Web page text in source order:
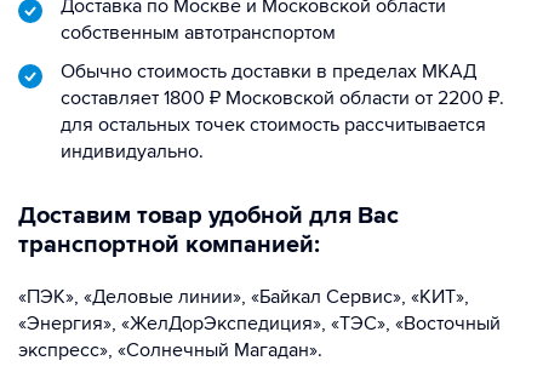
Доставка по Москве и Московской области
собственным автотранспортом
Обычно стоимость доставки в пределах МКАД
составляет 1800 ₽ Московской области от 2200 ₽.
для остальных точек стоимость рассчитывается
индивидуально.
Доставим товар удобной для Вас
транспортной компанией:
«ПЭК», «Деловые линии», «Байкал Сервис», «КИТ»,
«Энергия», «ЖелДорЭкспедиция», «ТЭС», «Восточный
экспресс», «Солнечный Магадан».